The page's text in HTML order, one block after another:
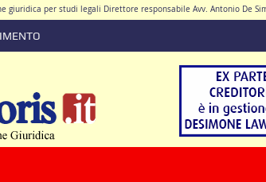
per studi legali Direttore responsabile Avv. Antonio De